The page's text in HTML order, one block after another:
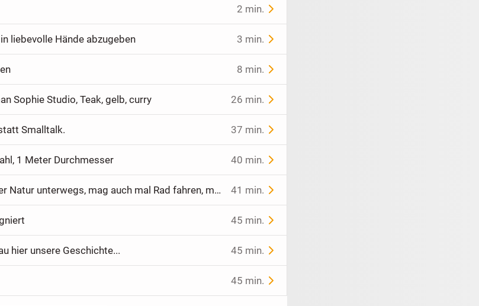
2 min.
liebevolle Hände abzugeben 3 min.
8 min.
Sophie Studio, Teak, gelb, curry 26 min.
Smalltalk. 37 min.
1 Meter Durchmesser 40 min.
Natur unterwegs, mag auch mal Rad fahren, mag den natürlichen Mann. gehe gern spazieren.
41 min.
45 min.
hier unsere Geschichte... 45 min.
45 min.